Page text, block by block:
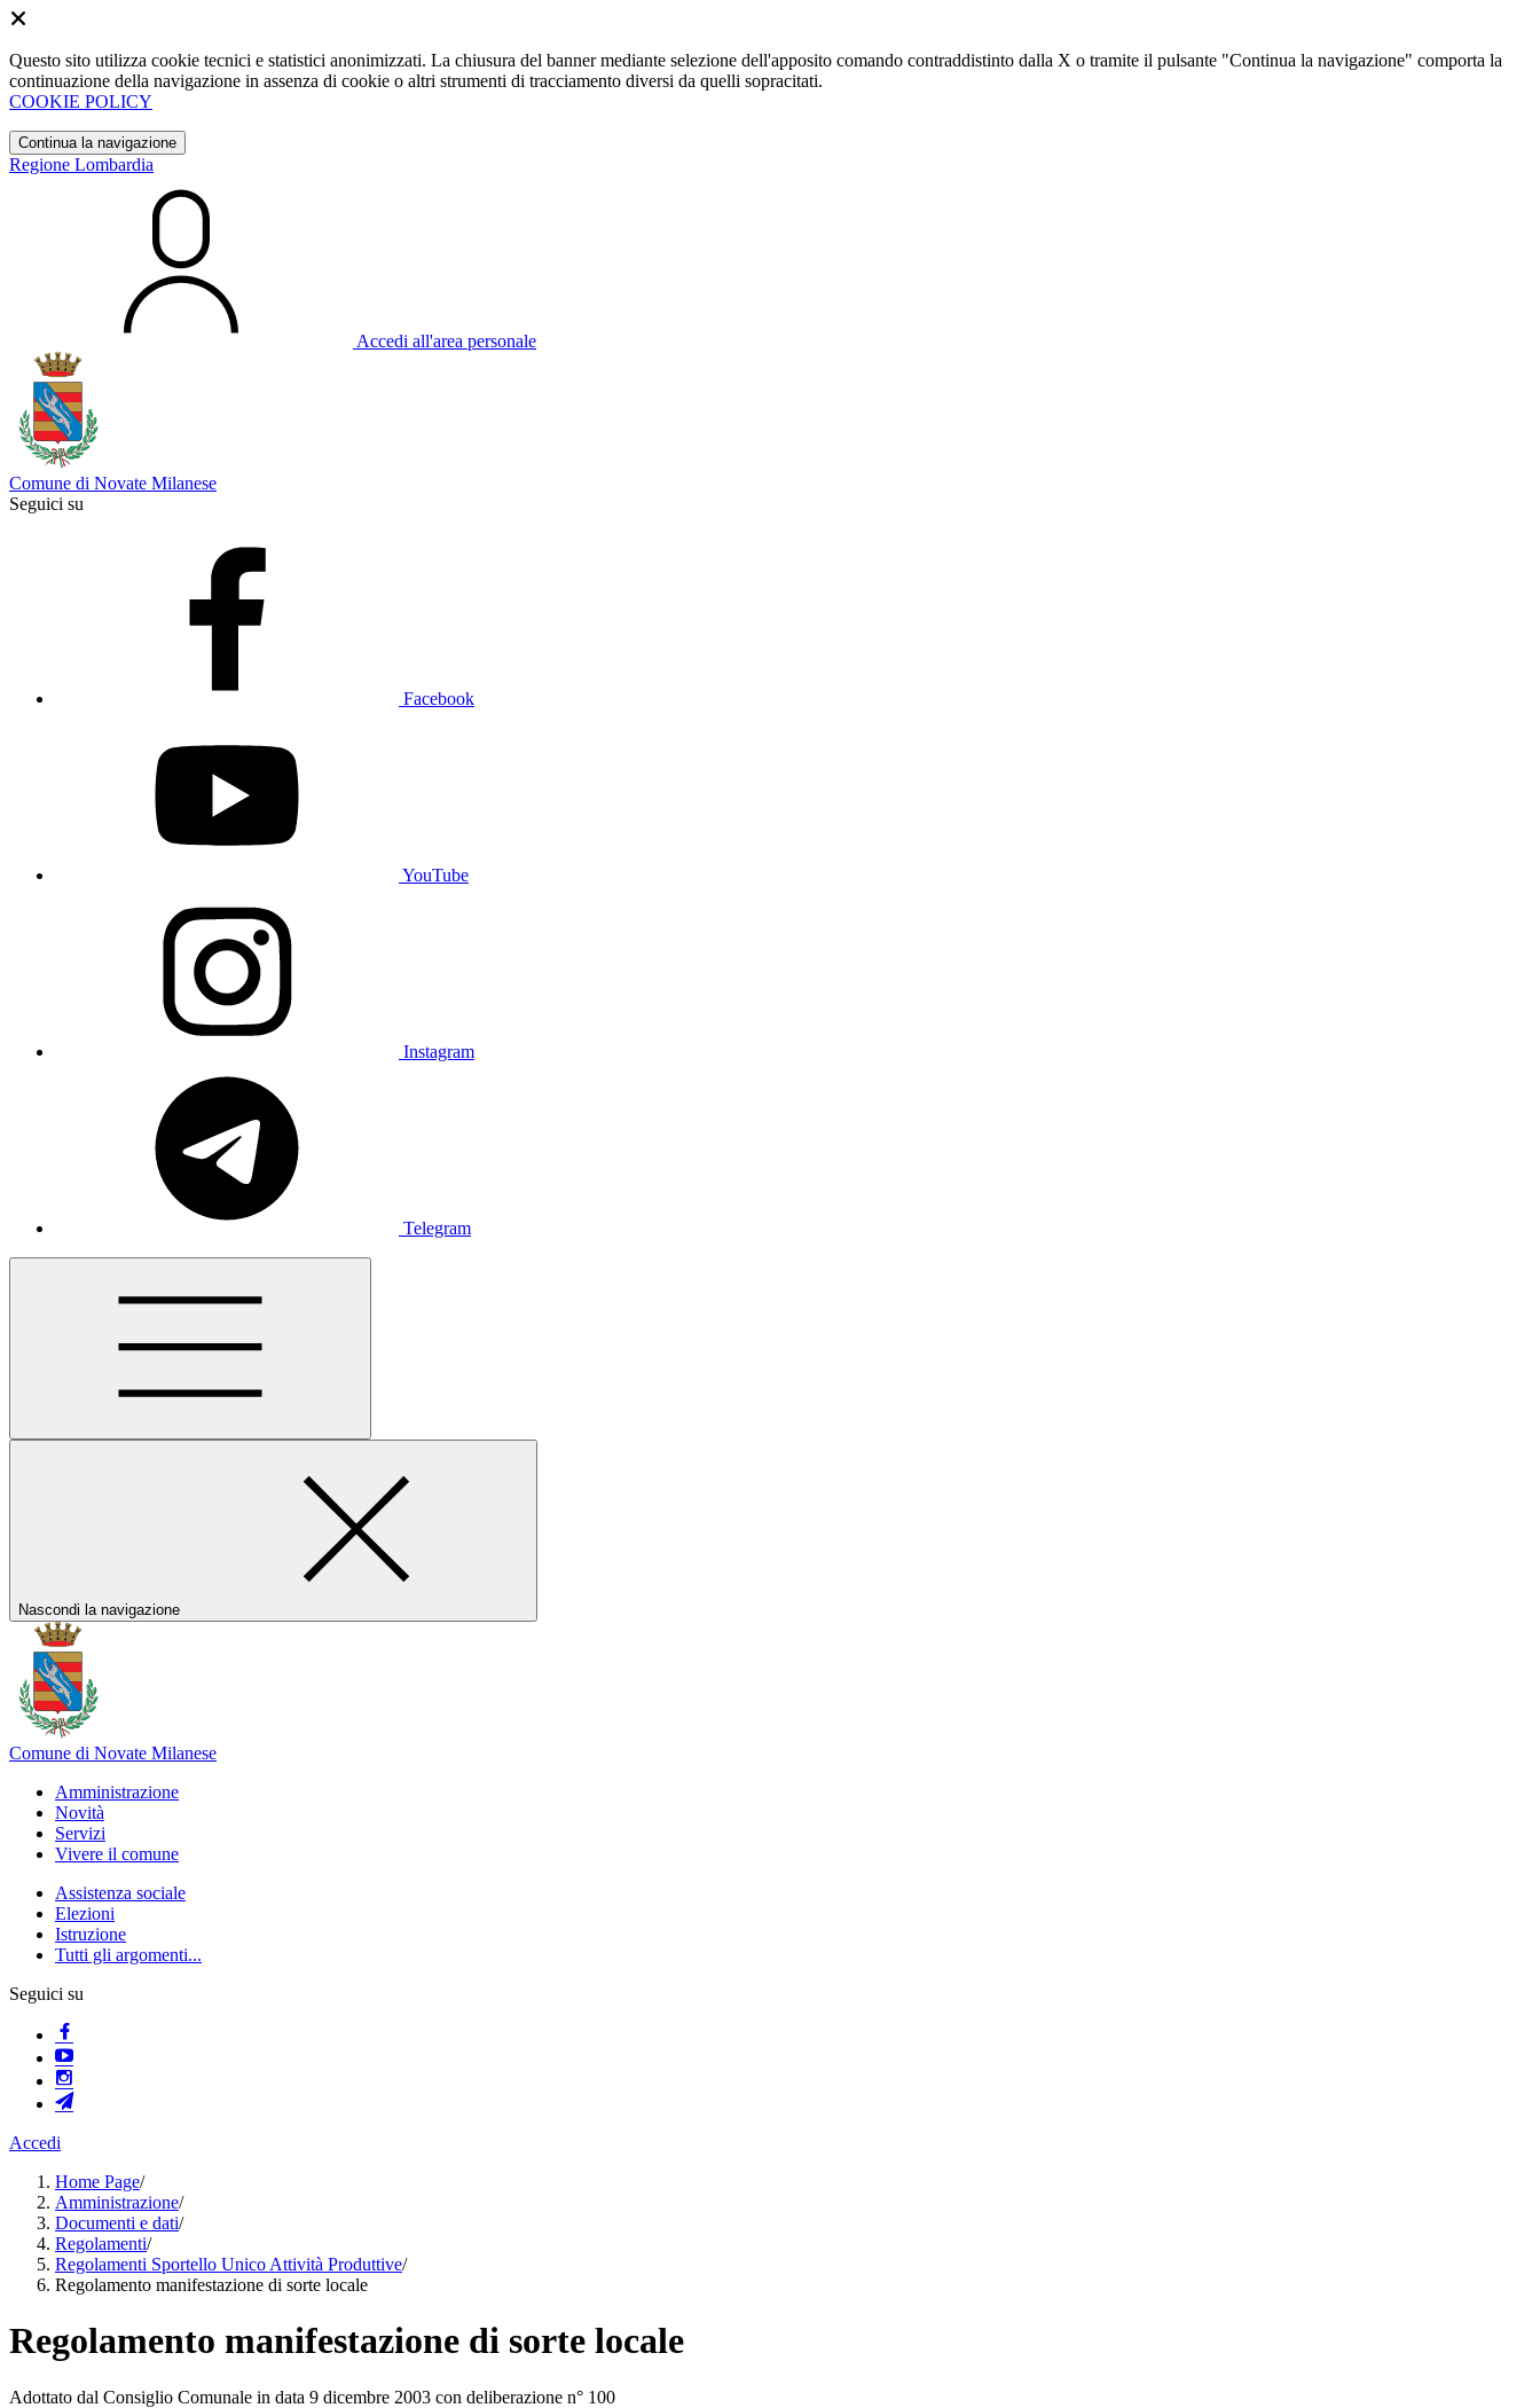
Questo sito utilizza cookie tecnici e statistici anonimizzati. La chiusura del banner mediante selezione dell'apposito comando contraddistinto dalla X o tramite il pulsante "Continua la navigazione" comporta la
continuazione della navigazione in assenza di cookie o altri strumenti di tracciamento diversi da quelli sopracitati.
COOKIE POLICY
Continua la navigazione
Regione Lombardia
Accedi all'area personale
Comune di Novate Milanese
Seguici su
Facebook
YouTube
Instagram
Telegram
Nascondi la navigazione
Comune di Novate Milanese
Amministrazione
Novità
Servizi
Vivere il comune
Assistenza sociale
Elezioni
Istruzione
Tutti gli argomenti...
Seguici su
Accedi
Home Page/
Amministrazione/
Documenti e dati/
Regolamenti/
Regolamenti Sportello Unico Attività Produttive/
Regolamento manifestazione di sorte locale
Regolamento manifestazione di sorte locale
Adottato dal Consiglio Comunale in data 9 dicembre 2003 con deliberazione n° 100